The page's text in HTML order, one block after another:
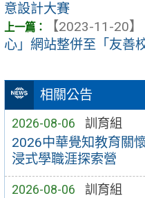
相關公告
2026-08-06 訓育組
2026中華覺知教育關
浸式學職涯探索營
2026-08-06 訓育組
意設計大賽
【2023-11-20】
心」網站整併至「友善